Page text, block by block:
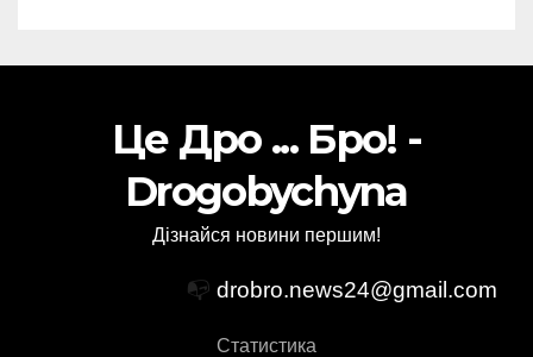
Це Дро ... Бро! -
Drogobychyna
Дізнайся новини першим!
📭 drobro.news24@gmail.com
Статистика